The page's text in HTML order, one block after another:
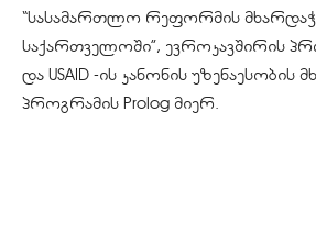
“სასამართლო რეფორმის
საქართველოში”, ევროკავშირის
და USAID -ის კანონის უზენაესობის
პროგრამის Prolog მიერ.